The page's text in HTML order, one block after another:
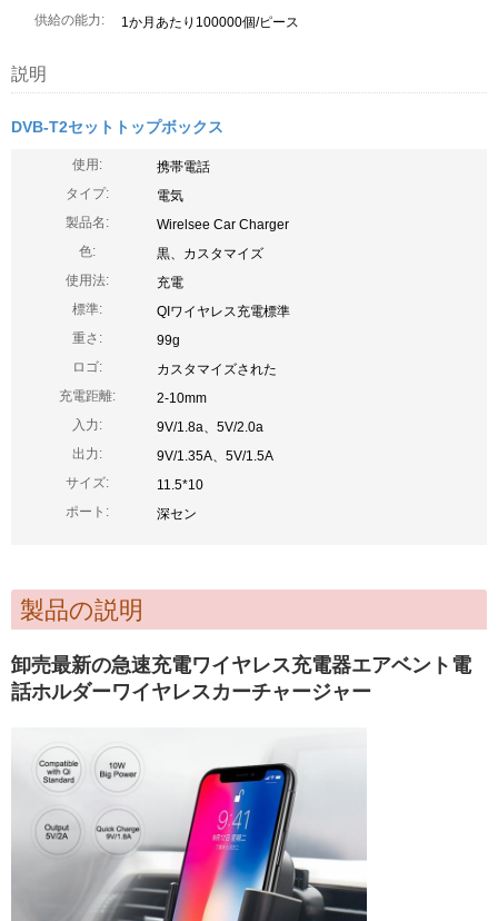
供給の能力:
1か月あたり100000個/ピース
説明
DVB-T2セットトップボックス
使用:
携帯電話
タイプ:
電気
製品名:
Wirelsee Car Charger
色:
黒、カスタマイズ
使用法:
充電
標準:
QIワイヤレス充電標準
重さ:
99g
ロゴ:
カスタマイズされた
充電距離:
2-10mm
入力:
9V/1.8a、5V/2.0a
出力:
9V/1.35A、5V/1.5A
サイズ:
11.5*10
ポート:
深セン
製品の説明
卸売最新の急速充電ワイヤレス充電器エアベント電
話ホルダーワイヤレスカーチャージャー